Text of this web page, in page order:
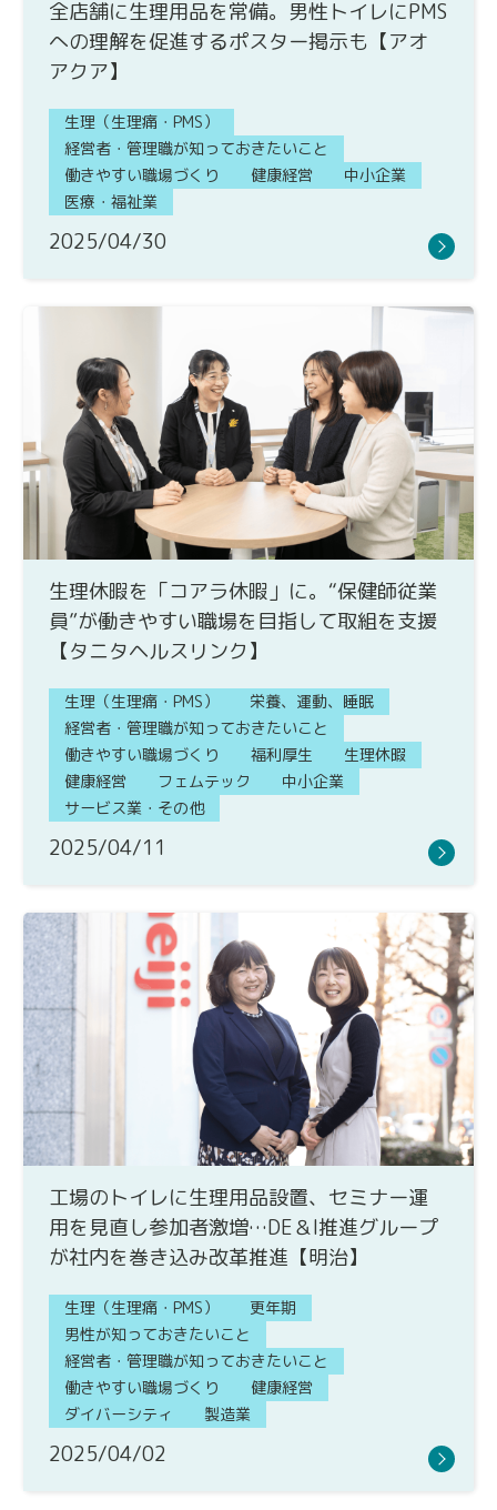
全店舗に生理用品を常備。男性トイレにPMS
への理解を促進するポスター掲示も【アオ
アクア】
生理（生理痛・PMS）
経営者・管理職が知っておきたいこと
働きやすい職場づくり
健康経営
中小企業
医療・福祉業
2025/04/30
生理休暇を「コアラ休暇」に。“保健師従業
員”が働きやすい職場を目指して取組を支援
【タニタヘルスリンク】
生理（生理痛・PMS）
栄養、運動、睡眠
経営者・管理職が知っておきたいこと
働きやすい職場づくり
福利厚生
生理休暇
健康経営
フェムテック
中小企業
サービス業・その他
2025/04/11
工場のトイレに生理用品設置、セミナー運
用を見直し参加者激増…DE＆I推進グループ
が社内を巻き込み改革推進【明治】
生理（生理痛・PMS）
更年期
男性が知っておきたいこと
経営者・管理職が知っておきたいこと
働きやすい職場づくり
健康経営
ダイバーシティ
製造業
2025/04/02